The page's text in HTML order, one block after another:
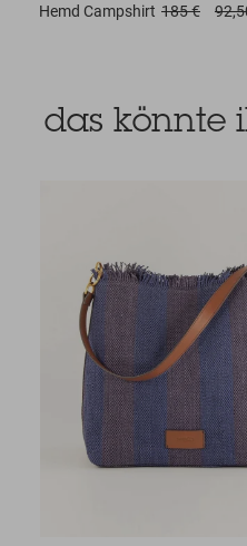
Hemd Campshirt 185 €
das könnte